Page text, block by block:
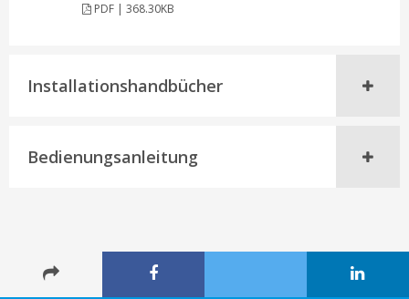
PDF | 368.30KB
Installationshandbücher
Bedienungsanleitung